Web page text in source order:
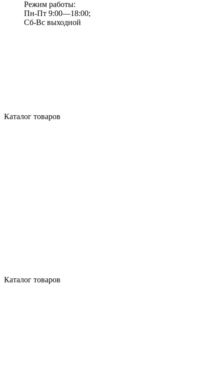
Режим работы:
Пн-Пт 9:00—18:00;
Сб-Вс выходной
Каталог товаров
Каталог товаров